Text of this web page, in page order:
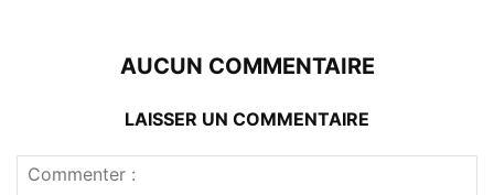
AUCUN COMMENTAIRE
LAISSER UN COMMENTAIRE